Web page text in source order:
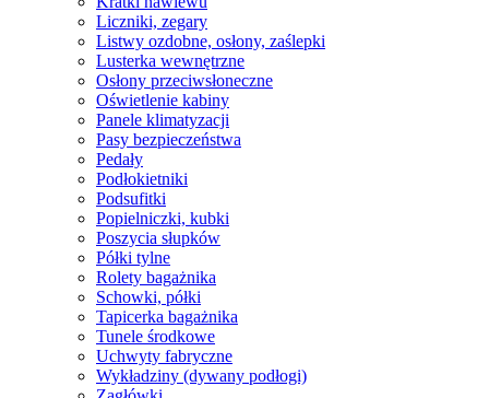
Liczniki, zegary
Listwy ozdobne, osłony, zaślepki
Lusterka wewnętrzne
Osłony przeciwsłoneczne
Oświetlenie kabiny
Panele klimatyzacji
Pasy bezpieczeństwa
Pedały
Podłokietniki
Podsufitki
Popielniczki, kubki
Poszycia słupków
Półki tylne
Rolety bagażnika
Schowki, półki
Tapicerka bagażnika
Tunele środkowe
Uchwyty fabryczne
Wykładziny (dywany podłogi)